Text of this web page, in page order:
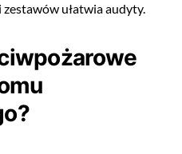
ułatwia audyty.